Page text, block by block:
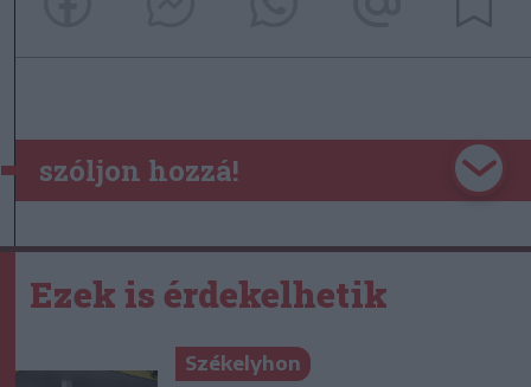
szóljon hozzá!
Ezek is érdekelhetik
Székelyhon